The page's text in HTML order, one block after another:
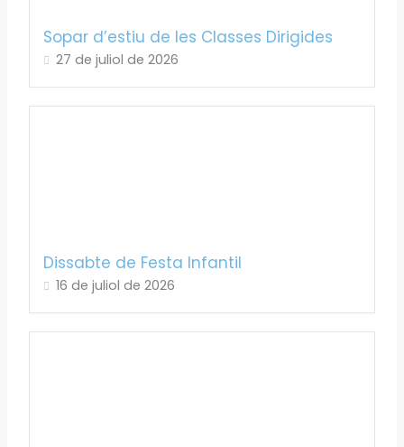
Sopar d’estiu de les Classes Dirigides
27 de juliol de 2026
Dissabte de Festa Infantil
16 de juliol de 2026